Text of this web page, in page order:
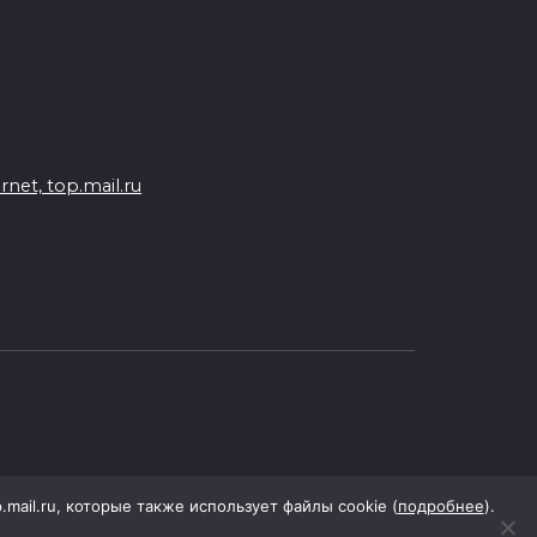
06 августа 2026 15:51
06 августа 2026 15:49
06 августа 2026 15:38
top.mail.ru
которые также использует файлы cookie (подробнее).